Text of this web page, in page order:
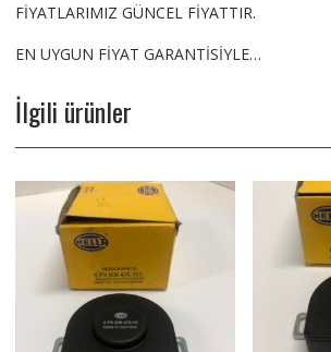
FİYATLARIMIZ GÜNCEL FİYATTIR.
EN UYGUN FİYAT GARANTİSİYLE…
İlgili ürünler